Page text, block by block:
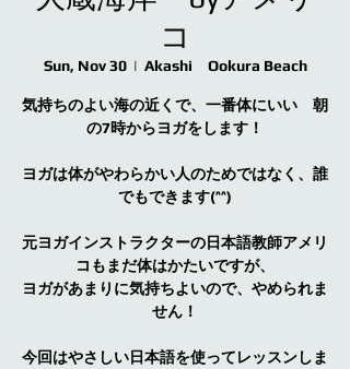
コ
Sun, Nov 30
  |
Akashi Ookura Beach
気持ちのよい海の近くで、一番体にいい 朝
の7時からヨガをします！
ヨガは体がやわらかい人のためではなく、誰
でもできます(^^)
元ヨガインストラクターの日本語教師アメリ
コもまだ体はかたいですが、
ヨガがあまりに気持ちよいので、やめられま
せん！
今回はやさしい日本語を使ってレッスンしま